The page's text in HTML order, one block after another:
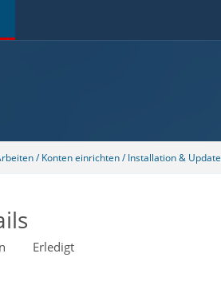
/ Konten einrichten / Installation & Update
Erledigt